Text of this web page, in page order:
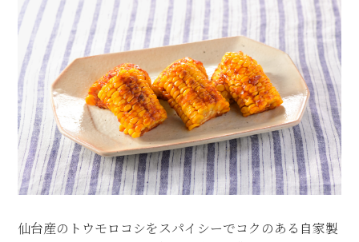
仙台産のトウモロコシをスパイシーでコクのある自家製